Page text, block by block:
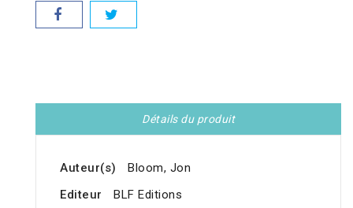
Détails du produit
Auteur(s)
Bloom, Jon
Editeur
BLF Editions